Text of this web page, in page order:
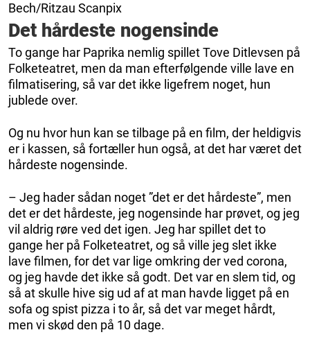
Bech/Ritzau Scanpix
Det hårdeste nogensinde
To gange har Paprika nemlig spillet Tove Ditlevsen på
Folketeatret, men da man efterfølgende ville lave en
filmatisering, så var det ikke ligefrem noget, hun
jublede over.
Og nu hvor hun kan se tilbage på en film, der heldigvis
er i kassen, så fortæller hun også, at det har været det
hårdeste nogensinde.
– Jeg hader sådan noget ”det er det hårdeste”, men
det er det hårdeste, jeg nogensinde har prøvet, og jeg
vil aldrig røre ved det igen. Jeg har spillet det to
gange her på Folketeatret, og så ville jeg slet ikke
lave filmen, for det var lige omkring der ved corona,
og jeg havde det ikke så godt. Det var en slem tid, og
så at skulle hive sig ud af at man havde ligget på en
sofa og spist pizza i to år, så det var meget hårdt,
men vi skød den på 10 dage.